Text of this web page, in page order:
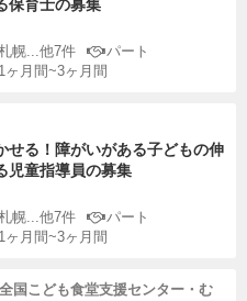
保育士の募集
幌...他7件
パート
1ヶ月間~3ヶ月間
せる！障がいがある子どもの伸
児童指導員の募集
幌...他7件
パート
1ヶ月間~3ヶ月間
国こども食堂支援センター・む